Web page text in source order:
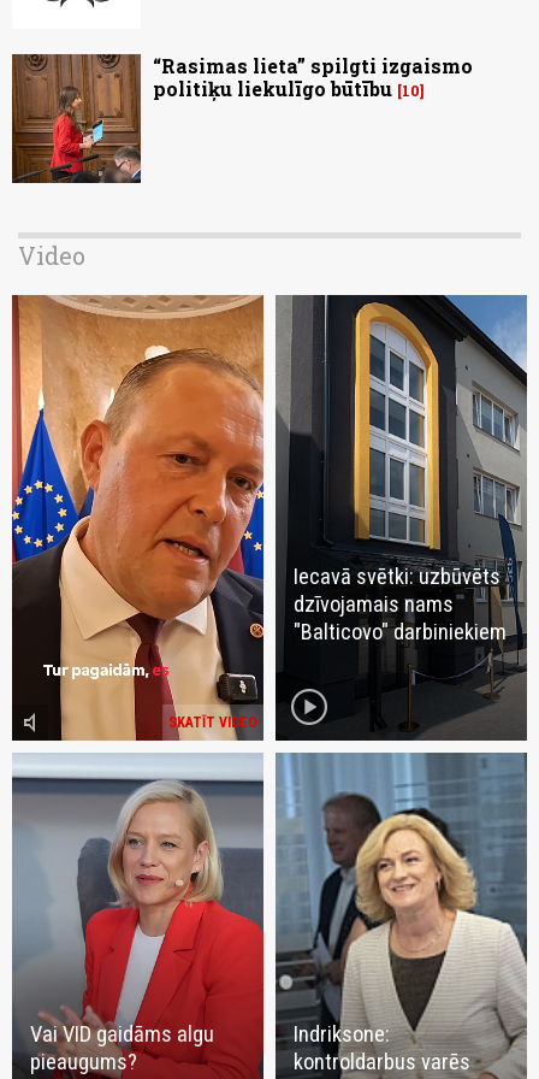
“Rasimas lieta” spilgti izgaismo
politiķu liekulīgo būtību 10
Video
SKATĪT VIDEO
volume_mute
Iecavā svētki: uzbūvēts
dzīvojamais nams
"Balticovo" darbiniekiem
play_circle
Vai VID gaidāms algu
pieaugums?
Indriksone:
kontroldarbus varēs